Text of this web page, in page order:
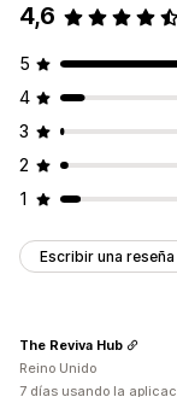
4,6
5
4
3
2
1
Escribir una reseña
The Reviva Hub
Reino Unido
7 días usando la